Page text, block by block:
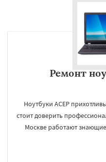
Ремонт
Ноутбуки АСЕР
стоит доверить
Москве работают